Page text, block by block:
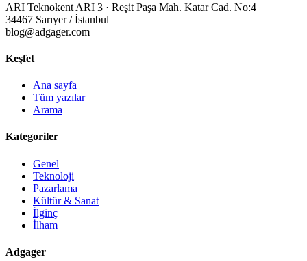
ARI Teknokent ARI 3 · Reşit Paşa Mah. Katar Cad. No:4
34467 Sarıyer / İstanbul
blog@adgager.com
Keşfet
Ana sayfa
Tüm yazılar
Arama
Kategoriler
Genel
Teknoloji
Pazarlama
Kültür & Sanat
İlginç
İlham
Adgager